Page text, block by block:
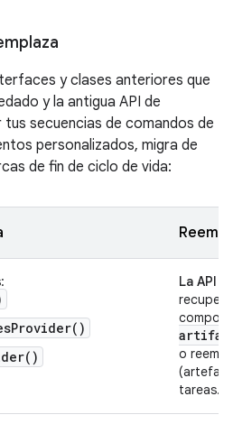
y clases anteriores que
y la antigua API de
secuencias de comandos de
personalizados, migra de
de fin de ciclo de vida:
La API
o
tareas.